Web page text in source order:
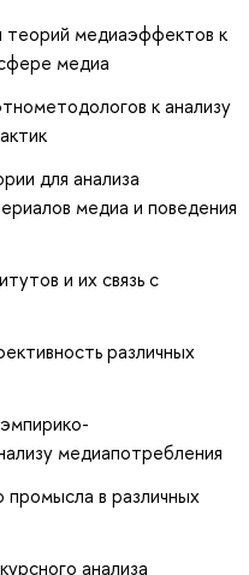
медиаэффектов к
медиа
к анализу
для анализа
медиа и поведения
и их связь с
различных
медиапотребления
промысла в различных
анализа